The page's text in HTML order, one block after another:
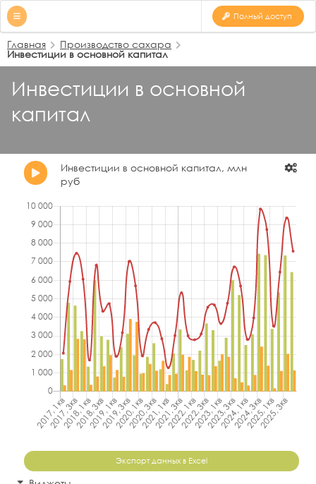
Полный доступ
Главная Производство сахара
Инвестиции в основной капитал
Инвестиции в основной
капитал
Инвестиции в основной капитал, млн
руб
Экспорт данных в Excel